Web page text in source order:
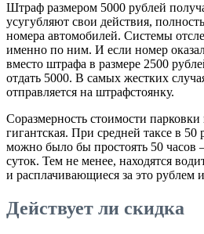
Штраф размером 5000 рублей
усугубляют свои действия,
номера автомобилей. Системы
именно по ним. И если номер
вместо штрафа в размере 2500
отдать 5000. В самых жестких
отправляется на штрафстоянку.
Соразмерность стоимости
гигантская. При средней таксе в 50
можно было бы простоять 50 часов
суток. Тем не менее, находятся
и расплачивающиеся за это рублем
Действует ли скидка